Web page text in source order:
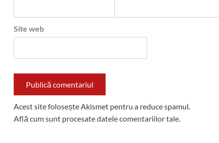
Site web
Acest site folosește Akismet pentru a reduce spamul.
Află cum sunt procesate datele comentariilor tale.